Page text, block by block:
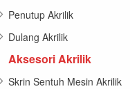
Penutup Akrilik
Dulang Akrilik
Aksesori Akrilik
Skrin Sentuh Mesin Akrilik